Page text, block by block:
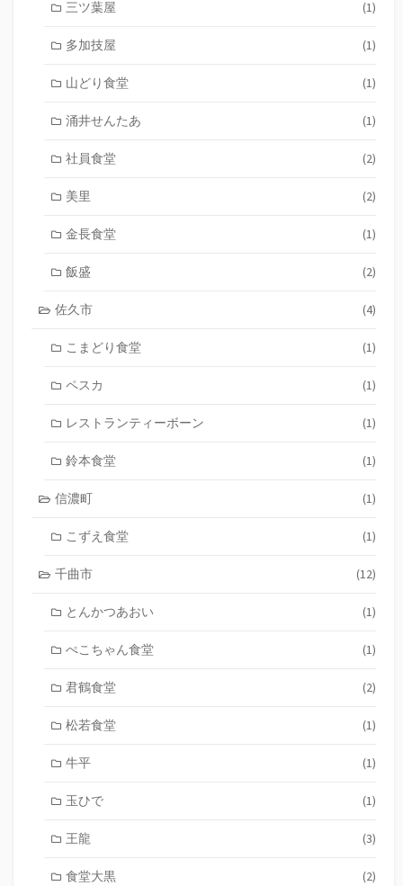
三ツ葉屋 (1)
多加技屋 (1)
山どり食堂 (1)
涌井せんたあ (1)
社員食堂 (2)
美里 (2)
金長食堂 (1)
飯盛 (2)
佐久市 (4)
こまどり食堂 (1)
ペスカ (1)
レストランティーボーン (1)
鈴本食堂 (1)
信濃町 (1)
こずえ食堂 (1)
千曲市 (12)
とんかつあおい (1)
ぺこちゃん食堂 (1)
君鶴食堂 (2)
松若食堂 (1)
牛平 (1)
玉ひで (1)
王龍 (3)
食堂大黒 (2)